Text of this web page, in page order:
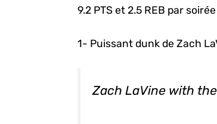
9.2 PTS et 2.5 REB par
1- Puissant dunk de Zach
Zach LaVine with